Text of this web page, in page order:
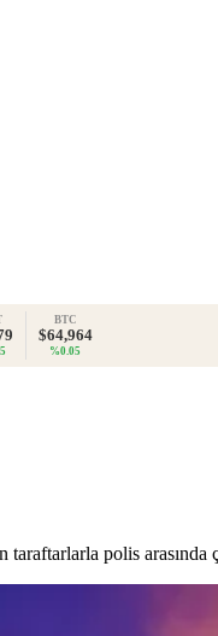
BTC
$64,964
%0.05
polis arasında